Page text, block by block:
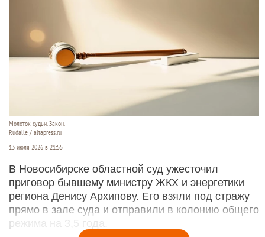
Молоток судьи. Закон.
Rudalle / altapress.ru
13 июля 2026 в 21:55
В Новосибирске областной суд ужесточил
приговор бывшему министру ЖКХ и энергетики
региона Денису Архипову. Его взяли под стражу
прямо в зале суда и отправили в колонию общего
режима на 3,5 года.